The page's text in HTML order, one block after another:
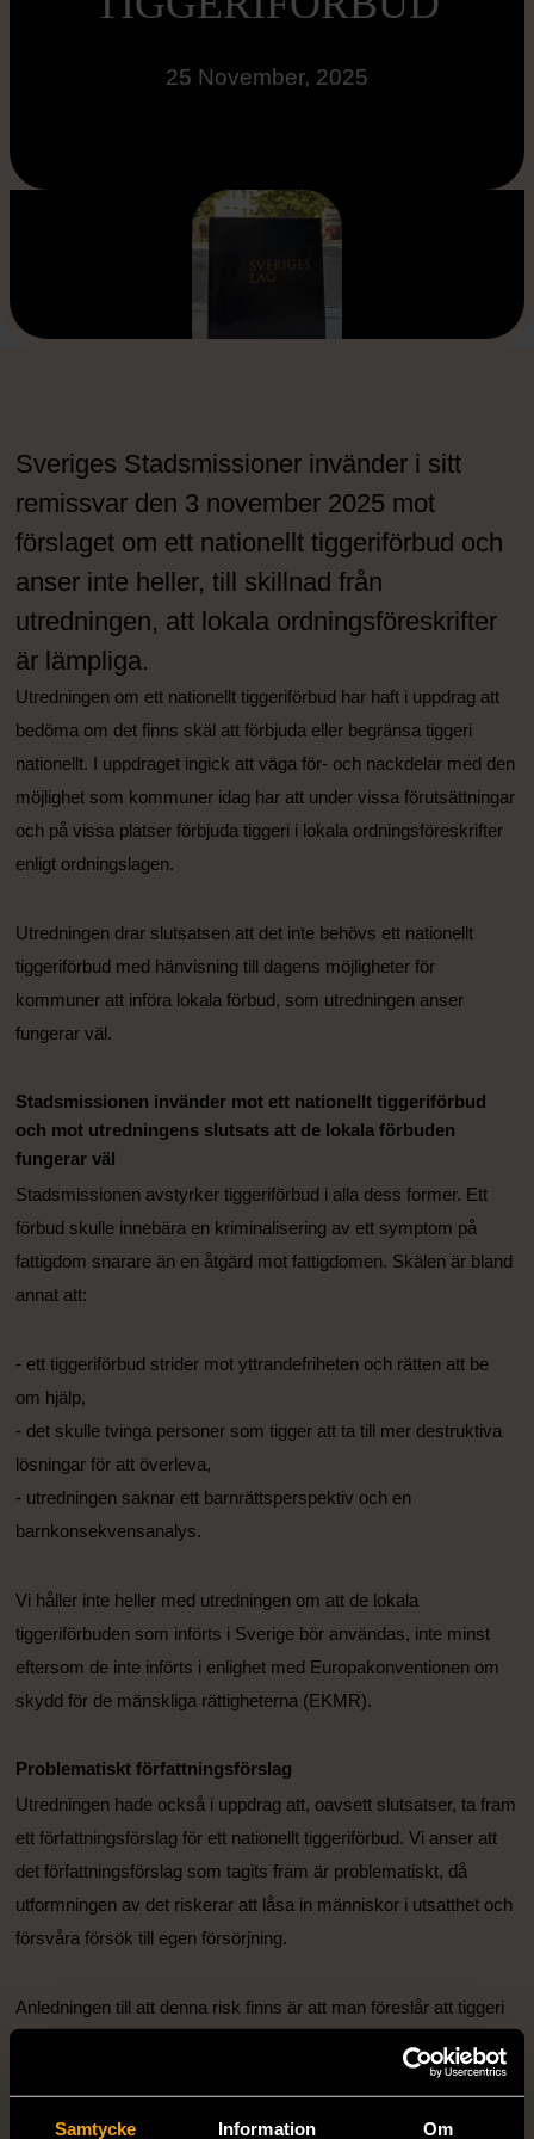
Samtycke Information Om
25 November, 2025
Sveriges Stadsmissioner invänder i sitt
remissvar den 3 november 2025 mot
förslaget om ett nationellt tiggeriförbud och
anser inte heller, till skillnad från
utredningen, att lokala ordningsföreskrifter
är lämpliga.
Utredningen om ett nationellt tiggeriförbud har haft i uppdrag att
bedöma om det finns skäl att förbjuda eller begränsa tiggeri
nationellt. I uppdraget ingick att väga för- och nackdelar med den
möjlighet som kommuner idag har att under vissa förutsättningar
och på vissa platser förbjuda tiggeri i lokala ordningsföreskrifter
enligt ordningslagen.
Utredningen drar slutsatsen att det inte behövs ett nationellt
tiggeriförbud med hänvisning till dagens möjligheter för
kommuner att införa lokala förbud, som utredningen anser
fungerar väl.
Stadsmissionen invänder mot ett nationellt tiggeriförbud
och mot utredningens slutsats att de lokala förbuden
fungerar väl
Stadsmissionen avstyrker tiggeriförbud i alla dess former. Ett
förbud skulle innebära en kriminalisering av ett symptom på
fattigdom snarare än en åtgärd mot fattigdomen. Skälen är bland
annat att:
- ett tiggeriförbud strider mot yttrandefriheten och rätten att be
om hjälp,
- det skulle tvinga personer som tigger att ta till mer destruktiva
lösningar för att överleva,
- utredningen saknar ett barnrättsperspektiv och en
barnkonsekvensanalys.
Vi håller inte heller med utredningen om att de lokala
tiggeriförbuden som införts i Sverige bör användas, inte minst
eftersom de inte införts i enlighet med Europakonventionen om
skydd för de mänskliga rättigheterna (EKMR).
Problematiskt författningsförslag
Utredningen hade också i uppdrag att, oavsett slutsatser, ta fram
ett författningsförslag för ett nationellt tiggeriförbud. Vi anser att
det författningsförslag som tagits fram är problematiskt, då
utformningen av det riskerar att låsa in människor i utsatthet och
försvåra försök till egen försörjning.
Anledningen till att denna risk finns är att man föreslår att tiggeri
person kan undgå straff om gärningen bedöms som ringa, vilket